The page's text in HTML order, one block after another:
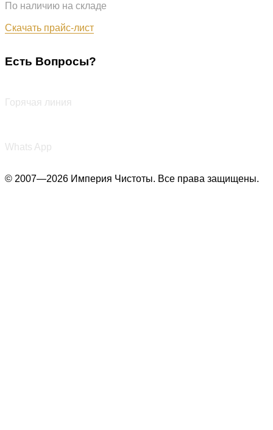
По наличию на складе
Скачать прайс-лист
Есть Вопросы?
Горячая линия
Whats App
© 2007—2026 Империя Чистоты. Все права защищены.